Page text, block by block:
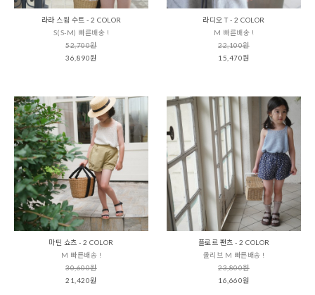
라라 스윔 수트 - 2 COLOR
S(S-M) 빠른배송 !
52,700원
36,890원
라디오 T - 2 COLOR
M 빠른배송 !
22,100원
15,470원
마틴 쇼츠 - 2 COLOR
M 빠른배송 !
30,600원
21,420원
플로르 팬츠 - 2 COLOR
올리브 M 빠른배송 !
23,800원
16,660원